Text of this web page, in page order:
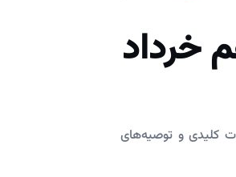
خرداد
ساختار سوالات، نکات کلیدی و توصیه‌های